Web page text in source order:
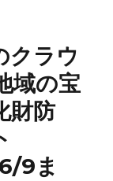
クラウ
域の宝
財防
9ま